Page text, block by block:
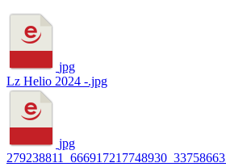
jpg
Lz Helio 2024 -.jpg
jpg